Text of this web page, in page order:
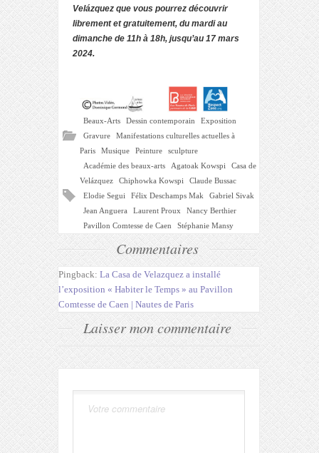
Velázquez que vous pourrez découvrir
librement et gratuitement, du mardi au
dimanche de 11h à 18h, jusqu’au 17 mars
2024.
Beaux-Arts Dessin contemporain
Exposition
Gravure
Manifestations culturelles actuelles à
Paris
Musique Peinture
sculpture
Académie des beaux-arts
Agatoak Kowspi
Casa de
Velázquez
Chiphowka Kowspi
Claude Bussac
Elodie Segui
Félix Deschamps Mak
Gabriel Sivak
Jean Anguera
Laurent Proux
Nancy Berthier
Pavillon Comtesse de Caen
Stéphanie Mansy
Commentaires
Pingback: La Casa de Velazquez a installé
l’exposition « Habiter le Temps » au Pavillon
Comtesse de Caen | Nautes de Paris
Laisser mon commentaire